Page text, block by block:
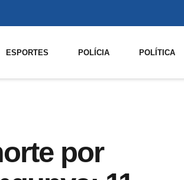
ESPORTES POLÍCIA POLÍTICA
por